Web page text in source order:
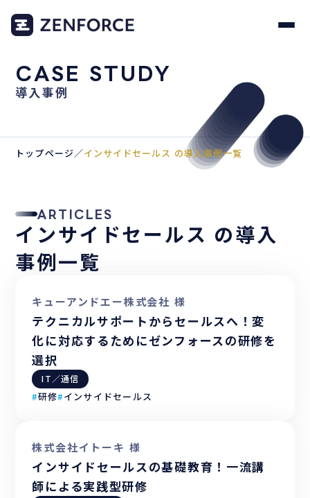
CASE STUDY
導入事例
トップページ／インサイドセールス の導入事例一覧
ARTICLES
インサイドセールス の導入
事例一覧
キューアンドエー株式会社 様
テクニカルサポートからセールスへ！変
化に対応するためにゼンフォースの研修を
選択
IT／通信
#研修#インサイドセールス
株式会社イトーキ 様
インサイドセールスの基礎教育！一流講
師による実践型研修